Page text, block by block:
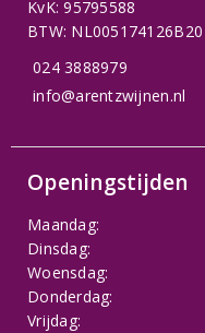
KvK: 95795588
BTW: NL005174126B20
024 3888979
info@arentzwijnen.nl
Openingstijden
Maandag:
Dinsdag:
Woensdag:
Donderdag:
Vrijdag: